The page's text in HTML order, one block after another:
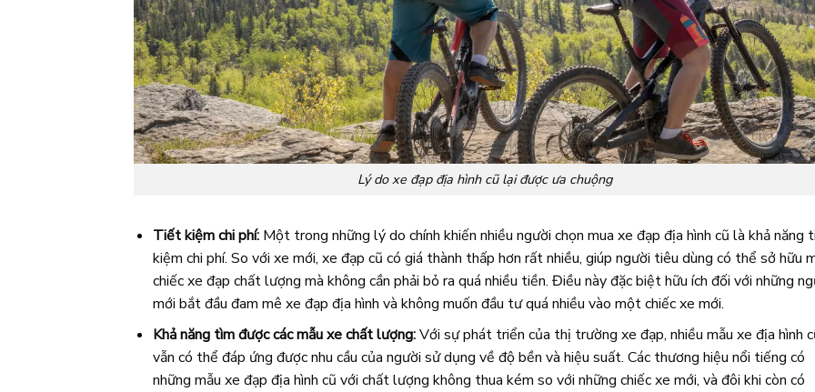
Lý do xe đạp địa hình cũ lại được ưa chuộng
Tiết kiệm chi phí:Một trong những lý do chính khiến nhiều người chọn mua xe đạp địa hình cũ là khả năng
kiệm chi phí. So với xe mới, xe đạp cũ có giá thành thấp hơn rất nhiều, giúp người tiêu dùng có thể sở hữu
chiếc xe đạp chất lượng mà không cần phải bỏ ra quá nhiều tiền. Điều này đặc biệt hữu ích đối với những
mới bắt đầu đam mê xe đạp địa hình và không muốn đầu tư quá nhiều vào một chiếc xe mới.
Khả năng tìm được các mẫu xe chất lượng:Với sự phát triển của thị trường xe đạp, nhiều mẫu xe địa hình
vẫn có thể đáp ứng được nhu cầu của người sử dụng về độ bền và hiệu suất. Các thương hiệu nổi tiếng có
những mẫu xe đạp địa hình cũ với chất lượng không thua kém so với những chiếc xe mới, và đôi khi còn có